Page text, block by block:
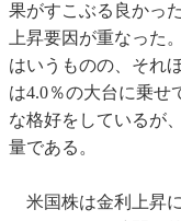
果がすこぶる良かっ
上昇要因が重なった
はいうものの、それ
は4.0％の大台に乗せ
な格好をしているが
量である。
米国株は金利上昇